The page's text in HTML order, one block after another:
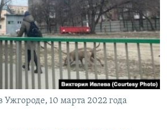
10 марта 2022 года